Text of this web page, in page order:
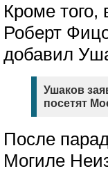
Кроме
Роберт
добавил
Ушаков
посетят
После
Могиле